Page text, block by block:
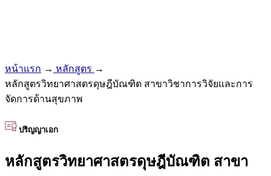
หน้าแรก → หลักสูตร →
หลักสูตรวิทยาศาสตรดุษฎีบัณฑิต สาขาวิชาการวิจัยและการ
จัดการด้านสุขภาพ
ปริญญาเอก
หลักสูตรวิทยาศาสตรดุษฎีบัณฑิต สาขา